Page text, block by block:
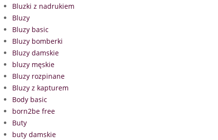
Bluzki z nadrukiem
Bluzy
Bluzy basic
Bluzy bomberki
Bluzy damskie
bluzy męskie
Bluzy rozpinane
Bluzy z kapturem
Body basic
born2be free
Buty
buty damskie